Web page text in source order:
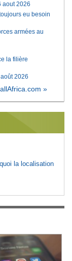
aout 2026
eu besoin
armées au
la filière
2026
»
la localisation